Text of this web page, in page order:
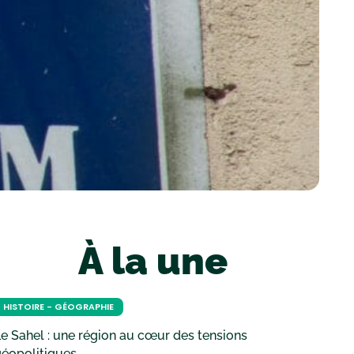
À la une
HISTOIRE - GÉOGRAPHIE
Sahel : une région au cœur des tensions